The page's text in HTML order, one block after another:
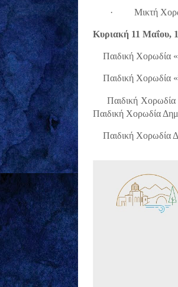
· Μικτή
Κυριακή 11 Μαΐου,
Παιδική Χορωδία «
Παιδική Χορωδία
Παιδική Χορωδία
Παιδική Χορωδία
Παιδική Χορωδία